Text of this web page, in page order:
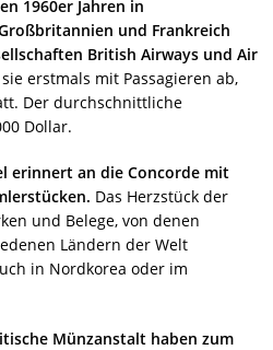
1960er Jahren in
und Frankreich
British Airways und Air
erstmals mit Passagieren ab,
Der durchschnittliche
Dollar.
erinnert an die Concorde mit
Das Herzstück der
und Belege, von denen
Ländern der Welt
in Nordkorea oder im
Münzanstalt haben zum